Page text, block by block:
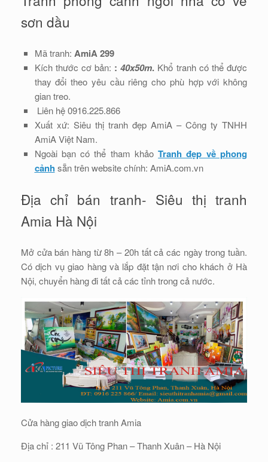
sơn dầu
Mã tranh: AmiA 299
Kích thước cơ bản: :40x50m. Khổ tranh có thể được
thay đổi theo yêu cầu riêng cho phù hợp với không
gian treo.
Liên hệ 0916.225.866
Xuất xứ: Siêu thị tranh đẹp AmiA – Công ty TNHH
AmiA Việt Nam.
Ngoài bạn có thể tham khảoTranh đẹp về phong
cảnhsẵn trên website chính: AmiA.com.vn
Địa chỉ bán tranh- Siêu thị tranh
Amia Hà Nội
Mở cửa bán hàng từ 8h – 20h tất cả các ngày trong tuần.
Có dịch vụ giao hàng và lắp đặt tận nơi cho khách ở Hà
Nội, chuyển hàng đi tất cả các tỉnh trong cả nước.
Cửa hàng giao dịch tranh Amia
Địa chỉ : 211 Vũ Tông Phan – Thanh Xuân – Hà Nội